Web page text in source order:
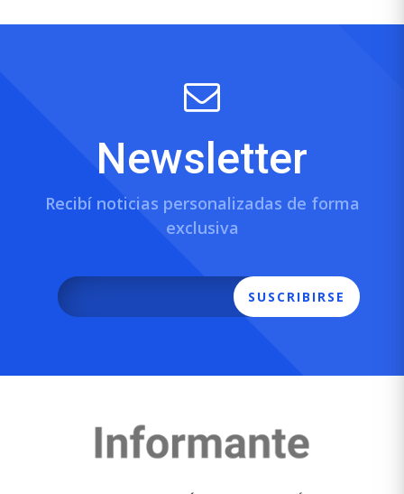
Newsletter
Recibí noticias personalizadas de forma
exclusiva
SUSCRIBIRSE